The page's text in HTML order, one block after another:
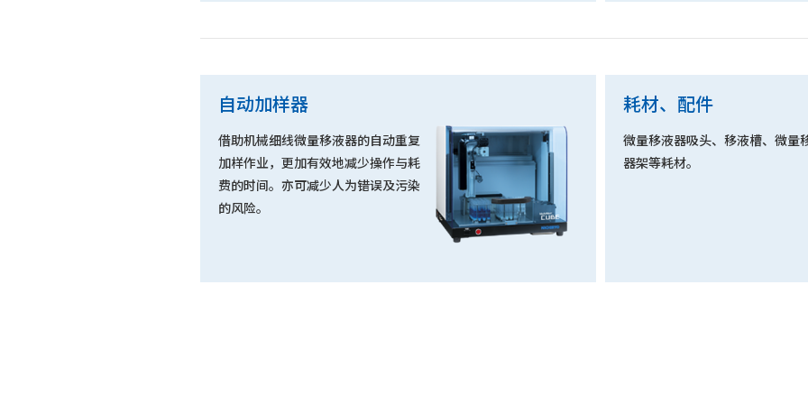
自动加样器
借助机械细线微量移液器的自动重复
加样作业，更加有效地减少操作与耗
费的时间。亦可减少人为错误及污染
的风险。
耗材、配件
微量移液器吸头、移液槽、微量
器架等耗材。